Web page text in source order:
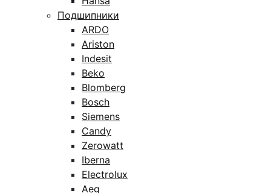
Подшипники
ARDO
Ariston
Indesit
Beko
Blomberg
Bosch
Siemens
Candy
Zerowatt
Iberna
Electrolux
Aeg